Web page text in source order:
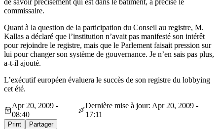
de savoir précisément qui est dans le bâtiment, a précisé le
commissaire.
Quant à la question de la participation du Conseil au registre, M.
Kallas a déclaré que l’institution n’avait pas manifesté son intérêt
pour rejoindre le registre, mais que le Parlement faisait pression sur
lui pour changer son système de gouvernance. Je n’en sais pas plus,
a-t-il ajouté.
L’exécutif européen évaluera le succès de son registre du lobbying
cet été.
Apr 20, 2009 -
08:40
Dernière mise à jour: Apr 20, 2009 -
17:11
Print Partager